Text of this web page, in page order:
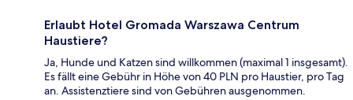
Erlaubt Hotel Gromada Warszawa Centrum
Haustiere?
Ja, Hunde und Katzen sind willkommen (maximal 1 insgesamt).
Es fällt eine Gebühr in Höhe von 40 PLN pro Haustier, pro Tag
an. Assistenztiere sind von Gebühren ausgenommen.